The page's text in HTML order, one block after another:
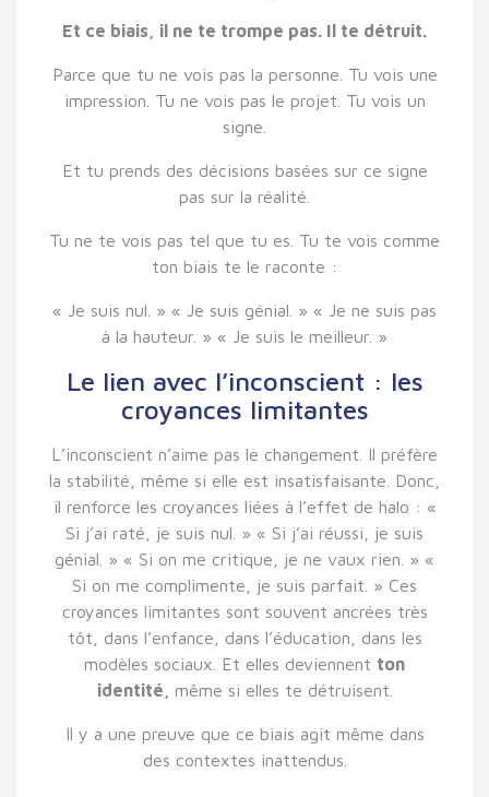
Et ce biais, il ne te trompe pas. Il te détruit.
Parce que tu ne vois pas la personne. Tu vois une
impression. Tu ne vois pas le projet. Tu vois un
signe.
Et tu prends des décisions basées sur ce signe
pas sur la réalité.
Tu ne te vois pas tel que tu es. Tu te vois comme
ton biais te le raconte :
« Je suis nul. » « Je suis génial. » « Je ne suis pas
à la hauteur. » « Je suis le meilleur. »
Le lien avec l’inconscient : les
croyances limitantes
L’inconscient n’aime pas le changement. Il préfère
la stabilité, même si elle est insatisfaisante. Donc,
il renforce les croyances liées à l’effet de halo : «
Si j’ai raté, je suis nul. » « Si j’ai réussi, je suis
génial. » « Si on me critique, je ne vaux rien. » «
Si on me complimente, je suis parfait. » Ces
croyances limitantes sont souvent ancrées très
tôt, dans l’enfance, dans l’éducation, dans les
modèles sociaux. Et elles deviennent ton
identité, même si elles te détruisent.
Il y a une preuve que ce biais agit même dans
des contextes inattendus.